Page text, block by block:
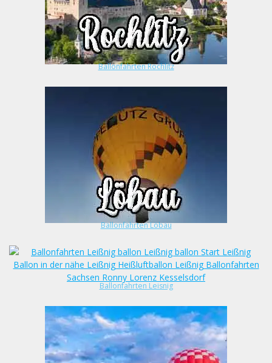
Ballonfahrten Rochlitz
Ballonfahrten Löbau
Ballonfahrten Leisnig